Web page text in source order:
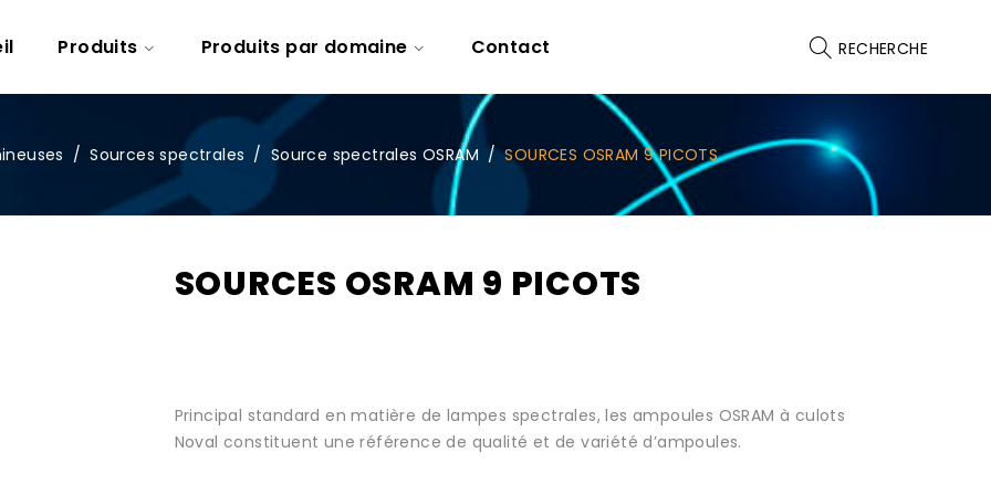
Produits Produits par domaine Contact RECHERCHE
/ Sources spectrales / Source spectrales OSRAM / SOURCES OSRAM 9 PICOTS
SOURCES OSRAM 9 PICOTS
Principal standard en matière de lampes spectrales, les ampoules OSRAM à culots
Noval constituent une référence de qualité et de variété d’ampoules.